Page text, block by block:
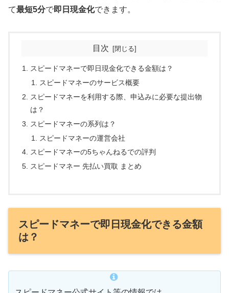
て最短5分で即日現金化できます。
目次
スピードマネーで即日現金化できる金額は？
スピードマネーのサービス概要
スピードマネーを利用する際、申込みに必要な提出物
は？
スピードマネーの系列は？
スピードマネーの運営会社
スピードマネーの5ちゃんねるでの評判
スピードマネー 先払い買取 まとめ
スピードマネーで即日現金化できる金額
は？